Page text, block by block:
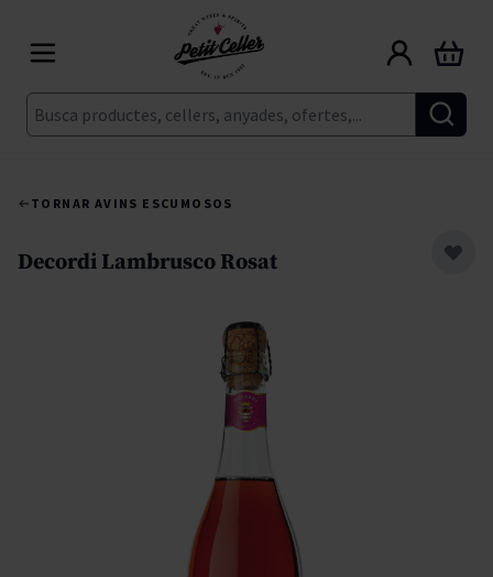
Cerca
Cart
TORNAR AVINS ESCUMOSOS
Decordi Lambrusco Rosat